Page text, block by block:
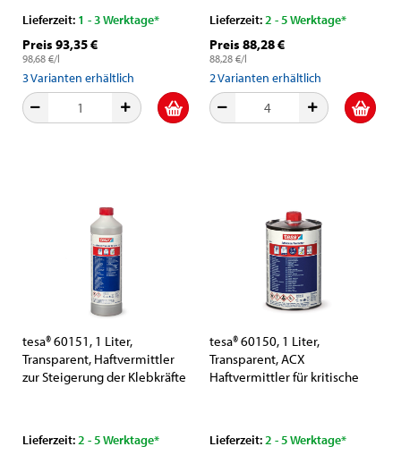
Lieferzeit: 1 - 3 Werktage*
Preis 93,35 €
98,68 €/l
3Varianten erhältlich
Lieferzeit:2 - 5 Werktage*
Preis 88,28 €
88,28 €/l
2Varianten erhältlich
tesa® 60151, 1 Liter,
Transparent, Haftvermittler
zur Steigerung der Klebkräfte
Lieferzeit:2 - 5 Werktage*
tesa® 60150, 1 Liter,
Transparent, ACX
Haftvermittler für kritische
Lieferzeit:2 - 5 Werktage*